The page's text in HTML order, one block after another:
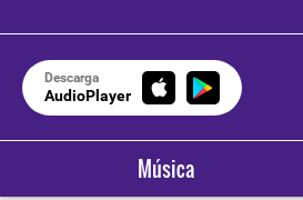
Descarga
AudioPlayer
Música